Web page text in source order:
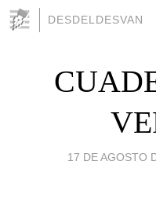
DESDELDESVAN
17 DE AGOSTO